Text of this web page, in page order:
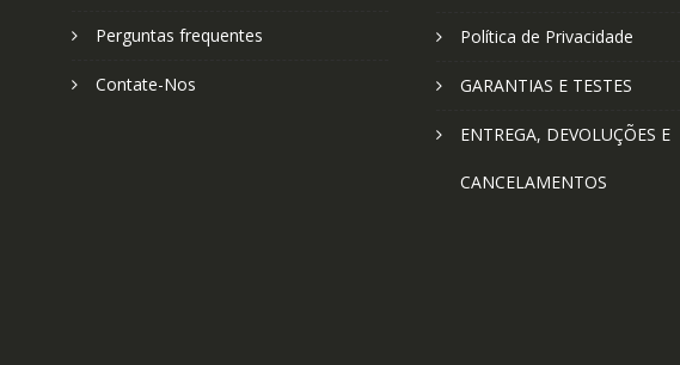
Perguntas frequentes
Contate-Nos
Política de Privacidade
GARANTIAS E TESTES
ENTREGA, DEVOLUÇÕES E
CANCELAMENTOS